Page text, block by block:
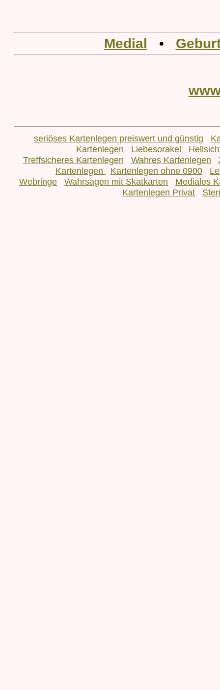
Medial •
seriöses Kartenlegen preiswert und günstig
Kartenlegen
Liebesorakel
Treffsicheres Kartenlegen
Wahres Kartenlegen
Kartenlegen
Kartenlegen ohne 0900
Webringe
Wahrsagen mit Skatkarten
Mediales
Kartenlegen Privat